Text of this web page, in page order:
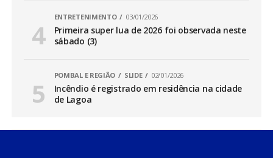
ENTRETENIMENTO 03/01/2026
Primeira super lua de 2026 foi observada neste
sábado (3)
POMBAL E REGIÃO SLIDE 02/01/2026
Incêndio é registrado em residência na cidade
de Lagoa